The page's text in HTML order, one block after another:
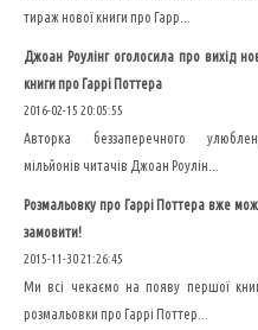
тираж нової книги про Гарр...
Джоан Роулінг оголосила про вихід
книги про Гаррі Поттера
2016-02-15 20:05:55
Авторка беззаперечного
мільйонів читачів Джоан Роулін...
Розмальовку про Гаррі Поттера вже
замовити!
2015-11-30 21:26:45
Ми всі чекаємо на появу першої
розмальовки про Гаррі Поттер...